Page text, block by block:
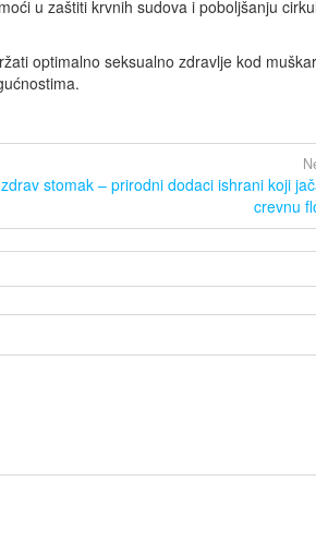
u zaštiti krvnih sudova i poboljšanju
optimalno seksualno zdravlje kod
stomak – prirodni dodaci ishrani koji
crevnu